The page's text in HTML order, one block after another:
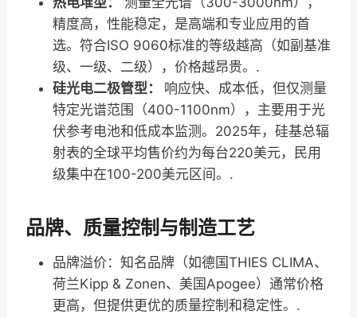
精度高，性能稳定，是高端和专业应用的首
选。符合ISO 9060标准的等级越高（如副基准
级、一级、二级），价格越昂贵。.
硅光电二极管型： 响应快、成本低，但仅测量
特定光谱范围（400-1100nm），主要用于光
伏参考电池和低成本监测。2025年，硅基总辐
射表的全球平均售价约为每台220美元，民用
级集中在100-200美元区间。.
品牌、质量控制与制造工艺
品牌溢价：知名品牌（如德国THIES CLIMA、
荷兰Kipp & Zonen、美国Apogee）通常价格
更高，但提供更优的质量控制和稳定性。.